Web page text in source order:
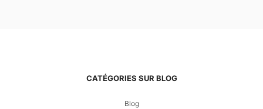
CATÉGORIES SUR BLOG
Blog